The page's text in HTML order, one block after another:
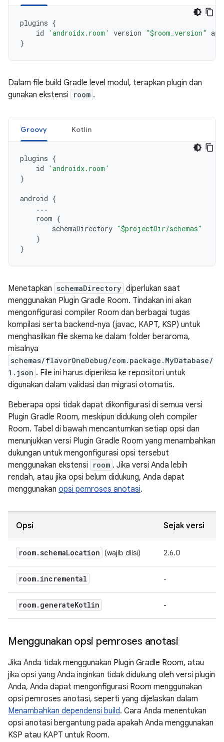
plugins {
id
'androidx.room' version "$room_version"
}
Dalam file build Gradle level modul, terapkan plugin dan
gunakan ekstensi
room .
Groovy Kotlin
plugins {
id
'androidx.room'
}
android {
...
room {
schemaDirectory "$projectDir/schemas"
}
}
Menetapkan schemaDirectory diperlukan saat
menggunakan Plugin Gradle Room. Tindakan ini akan
mengonfigurasi compiler Room dan berbagai tugas
kompilasi serta backend-nya (javac, KAPT, KSP) untuk
menghasilkan file skema ke dalam folder beraroma,
misalnya
schemas/flavorOneDebug/com.package.MyDatabase/
1.json . File ini harus diperiksa ke repositori untuk
digunakan dalam validasi dan migrasi otomatis.
Beberapa opsi tidak dapat dikonfigurasi di semua versi
Plugin Gradle Room, meskipun didukung oleh compiler
Room. Tabel di bawah mencantumkan setiap opsi dan
menunjukkan versi Plugin Gradle Room yang menambahkan
dukungan untuk mengonfigurasi opsi tersebut
menggunakan ekstensi
room . Jika versi Anda lebih
rendah, atau jika opsi belum didukung, Anda dapat
menggunakan opsi pemroses anotasi.
Opsi Sejak versi
room.schemaLocation (wajib diisi) 2.6.0
room. incremental -
room. generateKotlin -
Menggunakan opsi pemroses anotasi
Jika Anda tidak menggunakan Plugin Gradle Room, atau
jika opsi yang Anda inginkan tidak didukung oleh versi plugin
Anda, Anda dapat mengonfigurasi Room menggunakan
opsi pemroses anotasi, seperti yang dijelaskan dalam
Menambahkan dependensi build. Cara Anda menentukan
opsi anotasi bergantung pada apakah Anda menggunakan
KSP atau KAPT untuk Room.